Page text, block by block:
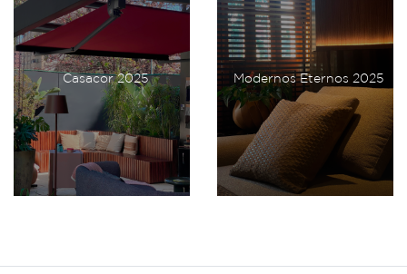
Casacor 2025 Modernos Eternos 2025